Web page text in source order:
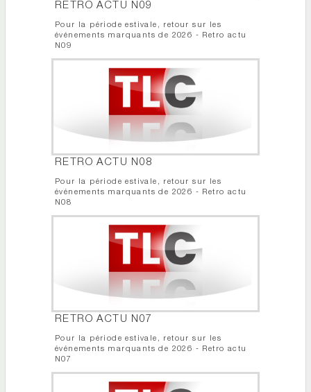
RETRO ACTU N09
Pour la période estivale, retour sur les
événements marquants de 2026 - Retro actu
N09
RETRO ACTU N08
Pour la période estivale, retour sur les
événements marquants de 2026 - Retro actu
N08
RETRO ACTU N07
Pour la période estivale, retour sur les
événements marquants de 2026 - Retro actu
N07